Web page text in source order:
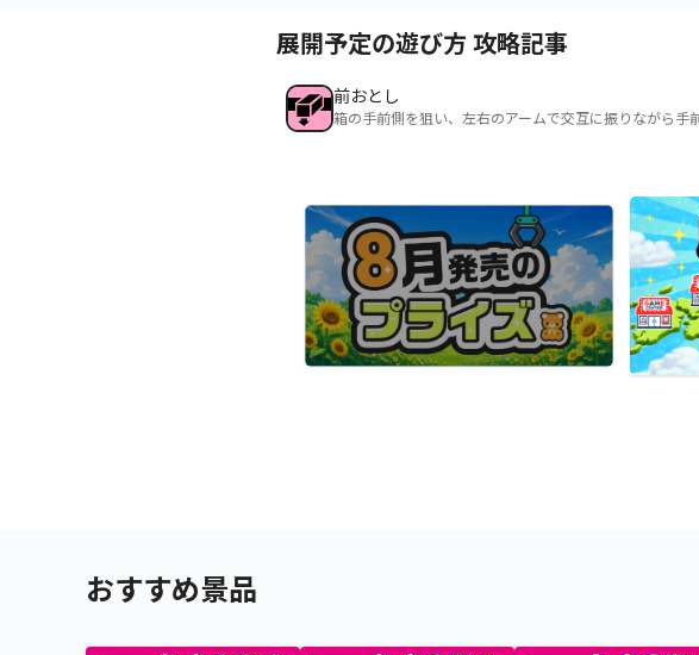
展開予定の遊び方 攻略記事
前おとし
箱の手前側を狙い、左右のアームで交互に振りながら手
おすすめ景品